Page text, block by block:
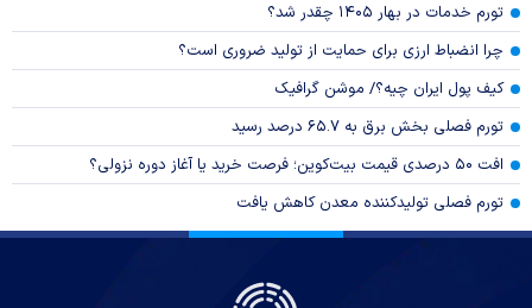
تورم خدمات در بهار ۱۴۰۵ چقدر شد؟
چرا انضباط ارزی برای حمایت از تولید ضروری است؟
کیف پول ایران چیه؟/ موشن گرافیک
تورم فصلی بخش برق به ۶۵.۷ درصد رسید
افت ۵۰ درصدی قیمت بیت‌کوین؛ فرصت خرید یا آغاز دوره نزولی؟
تورم فصلی تولیدکننده معدن کاهش یافت